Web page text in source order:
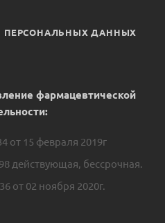
ПЕРСОНАЛЬНЫХ ДАННЫХ
фармацевтической
от 15 февраля 2019г
действующая, бессрочная.
от 02 ноября 2020г.